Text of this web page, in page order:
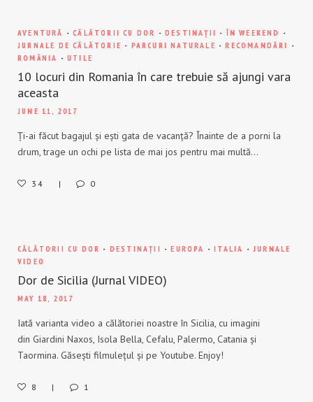
AVENTURĂ -CĂLĂTORII CU DOR -DESTINAȚII - ÎN WEEKEND
-
JURNALE DE CĂLĂTORIE - PARCURI NATURALE -RECOMANDĂRI
-
ROMÂNIA -UTILE
10 locuri din Romania în care trebuie să ajungi vara
aceasta
JUNE 11, 2017
Ți-ai făcut bagajul și ești gata de vacanță? Înainte de a porni la
drum, trage un ochi pe lista de mai jos pentru mai multă…
34 0
CĂLĂTORII CU DOR - DESTINAȚII -EUROPA -ITALIA -JURNALE
VIDEO
Dor de Sicilia (Jurnal VIDEO)
MAY 18, 2017
Iată varianta video a călătoriei noastre în Sicilia, cu imagini
din Giardini Naxos, Isola Bella, Cefalu, Palermo, Catania și
Taormina. Găsești filmulețul și pe Youtube. Enjoy!
8 1